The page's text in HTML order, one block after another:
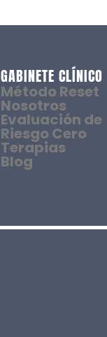
GABINETE CLÍNICO
Método Reset
Nosotros
Evaluación de
Riesgo Cero
Terapias
Blog